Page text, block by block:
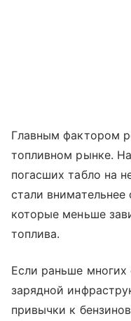
Главным фактором
топливном рынке.
погасших табло на
стали
которые меньше
топлива.
Если раньше многих
зарядной
привычки к